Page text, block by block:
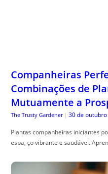
Companheiras
Combinações de
Mutuamente a
The Trusty Gardener | 30 de
Plantas companheiras iniciantes
espa, ço vibrante e saudável.